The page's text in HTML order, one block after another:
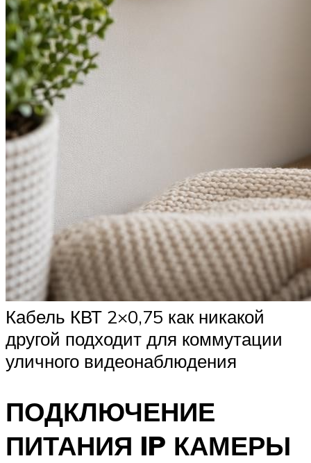
Кабель КВТ 2×0,75 как никакой
другой подходит для коммутации
уличного видеонаблюдения
ПОДКЛЮЧЕНИЕ
ПИТАНИЯ IP КАМЕРЫ